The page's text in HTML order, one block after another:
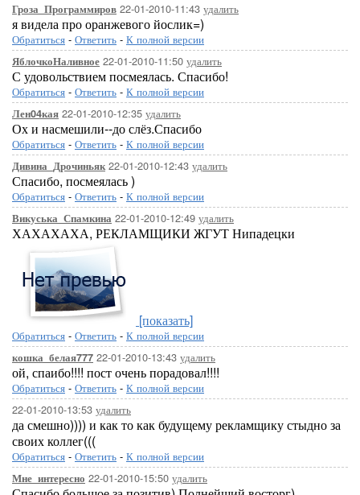
Гроза_Программиров 22-01-2010-11:43 удалить
я видела про оранжевого йослик=)
Обратиться - Ответить - К полной версии
ЯблочкоНаливное 22-01-2010-11:50 удалить
С удовольствием посмеялась. Спасибо!
Обратиться - Ответить - К полной версии
Лен04кая 22-01-2010-12:35 удалить
Ох и насмешили--до слёз.Спасибо
Обратиться - Ответить - К полной версии
Дивина_Дрочиньяк22-01-2010-12:43 удалить
Спасибо, посмеялась )
Обратиться - Ответить - К полной версии
Викуська_Спамкина 22-01-2010-12:49 удалить
ХАХАХАХА, РЕКЛАМЩИКИ ЖГУТ Нипадецки
[показать]
Обратиться - Ответить - К полной версии
кошка_белая777 22-01-2010-13:43 удалить
ой, спаибо!!!! пост очень порадовал!!!!
Обратиться - Ответить - К полной версии
22-01-2010-13:53 удалить
да смешно)))) и как то как будущему рекламщику стыдно за
своих коллег(((
Обратиться - Ответить - К полной версии
Мне_интересно 22-01-2010-15:50 удалить